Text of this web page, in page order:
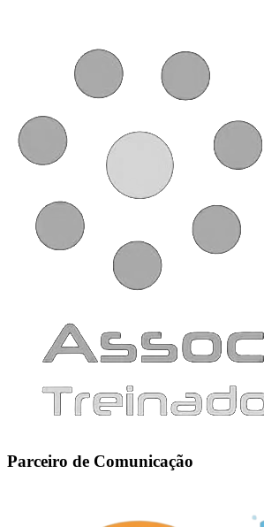
Parceiro de Comunicação